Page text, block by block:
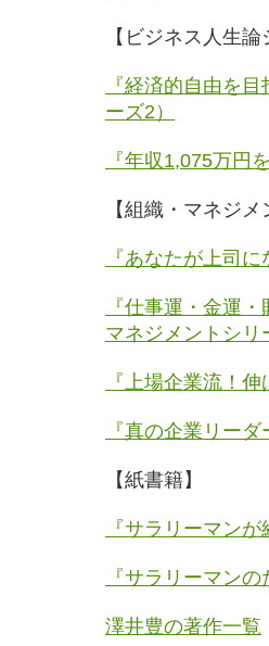
【ビジネス人生論
『経済的自由を
ーズ2）
『年収1,075万円
【組織・マネジメ
『あなたが上司
『仕事運・金運
マネジメントシリ
『上場企業流！
『真の企業リー
【紙書籍】
『サラリーマン
『サラリーマン
澤井豊の著作一覧